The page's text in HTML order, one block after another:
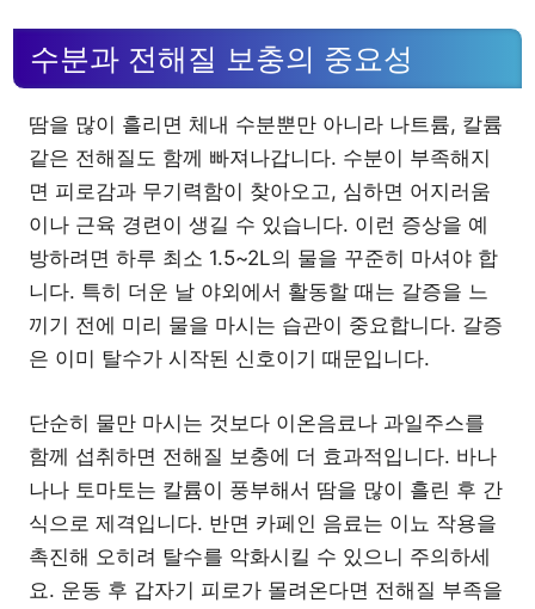
수분과 전해질 보충의 중요성
땀을 많이 흘리면 체내 수분뿐만 아니라 나트륨, 칼륨
같은 전해질도 함께 빠져나갑니다. 수분이 부족해지
면 피로감과 무기력함이 찾아오고, 심하면 어지러움
이나 근육 경련이 생길 수 있습니다. 이런 증상을 예
방하려면 하루 최소 1.5~2L의 물을 꾸준히 마셔야 합
니다. 특히 더운 날 야외에서 활동할 때는 갈증을 느
끼기 전에 미리 물을 마시는 습관이 중요합니다. 갈증
은 이미 탈수가 시작된 신호이기 때문입니다.
단순히 물만 마시는 것보다 이온음료나 과일주스를
함께 섭취하면 전해질 보충에 더 효과적입니다. 바나
나나 토마토는 칼륨이 풍부해서 땀을 많이 흘린 후 간
식으로 제격입니다. 반면 카페인 음료는 이뇨 작용을
촉진해 오히려 탈수를 악화시킬 수 있으니 주의하세
요. 운동 후 갑자기 피로가 몰려온다면 전해질 부족을